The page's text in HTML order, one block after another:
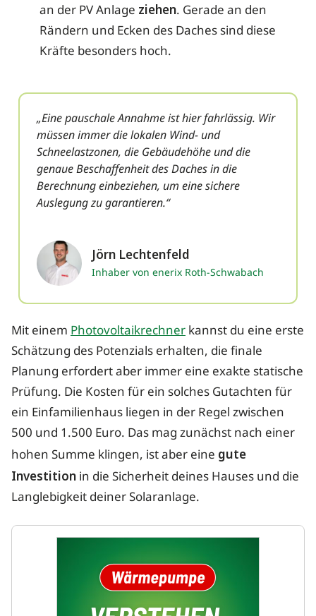
an der PV Anlage ziehen. Gerade an den
Rändern und Ecken des Daches sind diese
Kräfte besonders hoch.
„Eine pauschale Annahme ist hier fahrlässig. Wir
müssen immer die lokalen Wind- und
Schneelastzonen, die Gebäudehöhe und die
genaue Beschaffenheit des Daches in die
Berechnung einbeziehen, um eine sichere
Auslegung zu garantieren.“
Jörn Lechtenfeld
Inhaber von enerix Roth-Schwabach
Mit einemPhotovoltaikrechnerkannst du eine erste
Schätzung des Potenzials erhalten, die finale
Planung erfordert aber immer eine exakte statische
Prüfung. Die Kosten für ein solches Gutachten für
ein Einfamilienhaus liegen in der Regel zwischen
500 und 1.500 Euro. Das mag zunächst nach einer
hohen Summe klingen, ist aber eine gute
Investition in die Sicherheit deines Hauses und die
Langlebigkeit deiner Solaranlage.